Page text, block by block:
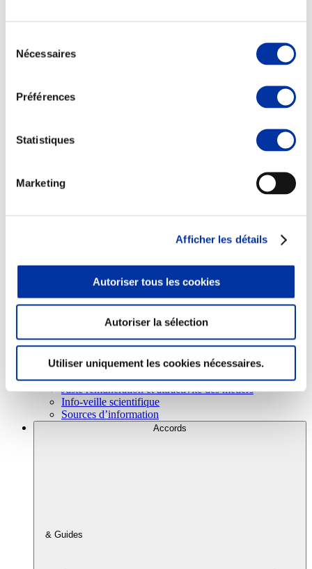
Nécessaires
Préférences
Statistiques
Marketing
Afficher les détails
Autoriser tous les cookies
Autoriser la sélection
Utiliser uniquement les cookies nécessaires.
Sécurité sanitaire
Viandes et santé
Juste rémunération et attractivité des métiers
Info-veille scientifique
Sources d’information
Accords
& Guides